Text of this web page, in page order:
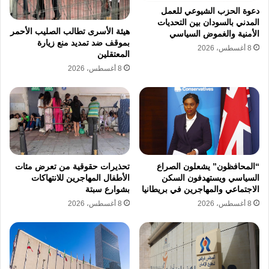
دون أن تتحرك الإدارة لإيقاف هذا الحساب أو
تجميد الأرصدة المشبوهة المودعة به.
وفي المقابل، جاء رد رئيس مجلس إدارة البنك
التجاري الدولي CIB الخبير المصرفي هشام عز
العرب، صادمًا وحاسمًا ومثيرًا للجدل عبر منصات
التواصل الاجتماعي، حيث ألقى بالمسؤولية الكاملة
والمطلقة على العميل دون مواربة، ورد هشام عز
العرب على العميل قائلًا بشكل مباشر: “حضرتك
دخلت على لينك الساعة الذكية وده نصباية وأدخلت
الـ otp بكامل إرادتك مطلوب نعمل ايه تاني”،
ليعكس هذا الرد الرسمي تملص الإدارة من
الثغرات الأمنية وتحميل الضحية مسؤولية الوقوع
في فخ الهندسة الاجتماعية، ومؤكدًا أن البنك غير
دعوة الحزب الشيوعي للعمل
المدني بالسودان بين التحديات
الأمنية والغموض السياسي
8 أغسطس، 2026
هيئة الأسرى تطالب الصليب الأحمر
بموقف ضد تمديد منع زيارة
المعتقلين
8 أغسطس، 2026
“المحافظون” يشعلون الصراع
السياسي ويستهدفون السكن
الاجتماعي والمهاجرين في بريطانيا
8 أغسطس، 2026
تحذيرات حقوقية من تعرض مئات
الأطفال المهاجرين للانتهاكات
بشوارع سبتة
8 أغسطس، 2026